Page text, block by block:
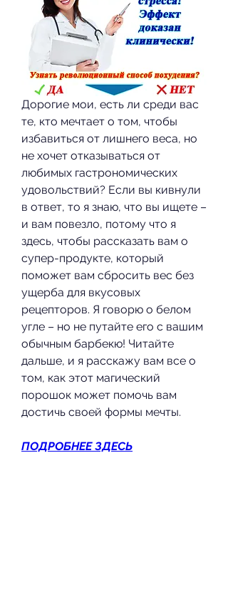
Дорогие мои, есть ли среди вас
те, кто мечтает о том, чтобы
избавиться от лишнего веса, но
не хочет отказываться от
любимых гастрономических
удовольствий? Если вы кивнули
в ответ, то я знаю, что вы ищете –
и вам повезло, потому что я
здесь, чтобы рассказать вам о
супер-продукте, который
поможет вам сбросить вес без
ущерба для вкусовых
рецепторов. Я говорю о белом
угле – но не путайте его с вашим
обычным барбекю! Читайте
дальше, и я расскажу вам все о
том, как этот магический
порошок может помочь вам
достичь своей формы мечты.
ПОДРОБНЕЕ ЗДЕСЬ